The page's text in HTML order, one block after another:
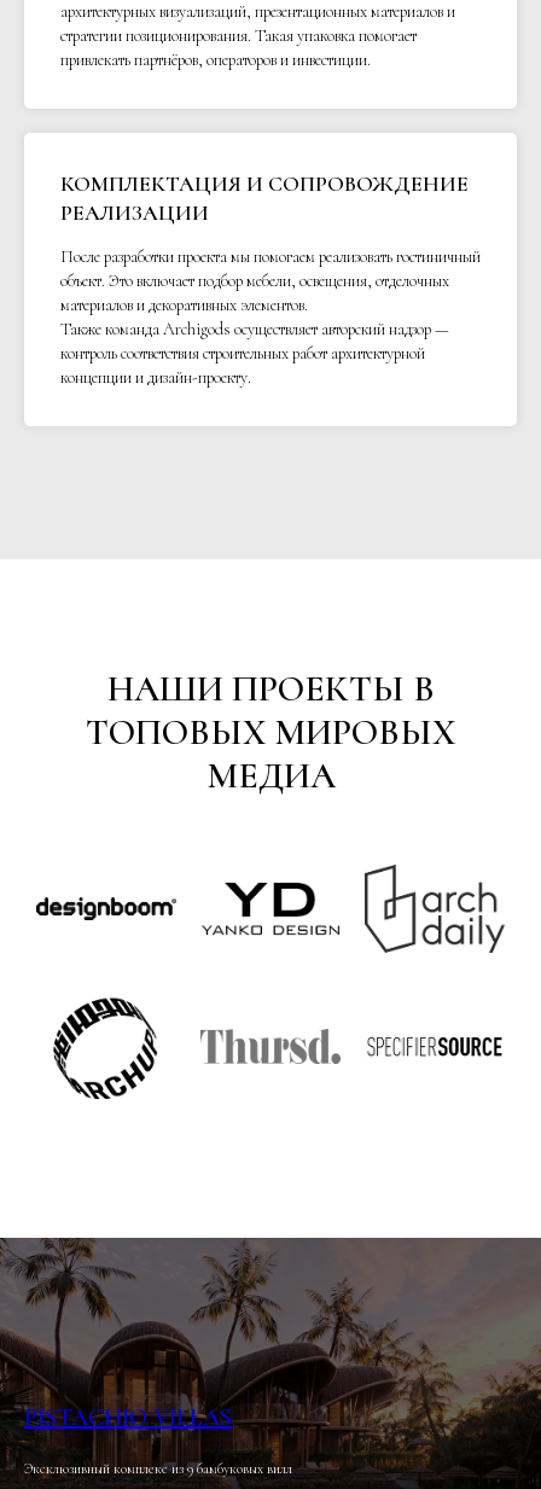
архитектурных визуализаций, презентационных материалов и
стратегии позиционирования. Такая упаковка помогает
привлекать партнёров, операторов и инвестиции.
КОМПЛЕКТАЦИЯ И СОПРОВОЖДЕНИЕ
РЕАЛИЗАЦИИ
После разработки проекта мы помогаем реализовать гостиничный
объект. Это включает подбор мебели, освещения, отделочных
материалов и декоративных элементов.
Также команда Archigods осуществляет авторский надзор —
контроль соответствия строительных работ архитектурной
концепции и дизайн-проекту.
НАШИ ПРОЕКТЫ В
ТОПОВЫХ МИРОВЫХ
МЕДИА
PISTACHIO VILLAS
Эксклюзивный комплекс из 9 бамбуковых вилл